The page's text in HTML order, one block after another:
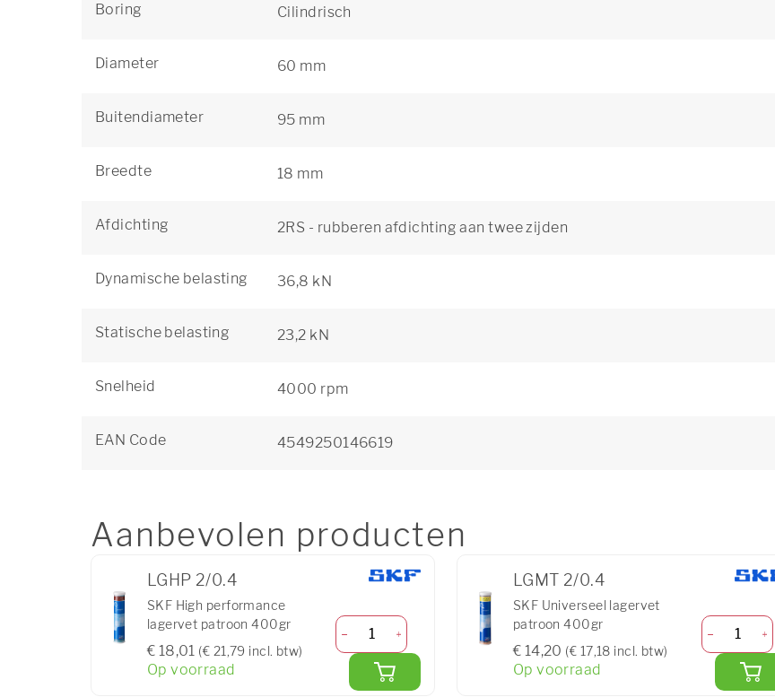
Boring Cilindrisch
Diameter 60 mm
Buitendiameter 95 mm
Breedte 18 mm
Afdichting 2RS - rubberen afdichting aan twee zijden
Dynamische belasting 36,8 kN
Statische belasting 23,2 kN
Snelheid 4000 rpm
EAN Code 4549250146619
Aanbevolen producten
LGHP 2/0.4
SKF High performance
lagervet patroon 400gr
€ 18,01 (€ 21,79 incl. btw)
Op voorraad
LGMT 2/0.4
SKF Universeel lagervet
patroon 400gr
€ 14,20 (€ 17,18 incl. btw)
Op voorraad